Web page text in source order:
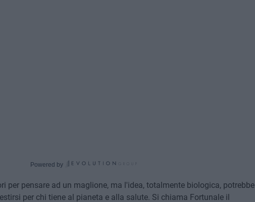
Powered by
per pensare ad un maglione, ma l'idea, totalmente biologica, potrebbe
per chi tiene al pianeta e alla salute. Si chiama Fortunale il